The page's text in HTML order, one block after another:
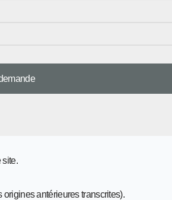
site.
antérieures transcrites).